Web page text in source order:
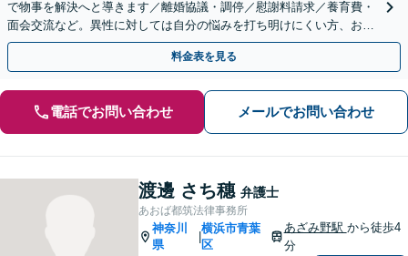
で物事を解決へと導きます／離婚協議・調停／慰謝料請求／養育費・
面会交流など。異性に対しては自分の悩みを打ち明けにくい方、お気
軽にご相談ください【Web面談可】【夜間面談応相談】
料金表を見る
電話でお問い合わせ メールでお問い合わせ
渡邊 さち穗 弁護士
あおば都筑法律事務所
神奈川
県
横浜市青葉
区
あざみ野駅 から徒歩4
分